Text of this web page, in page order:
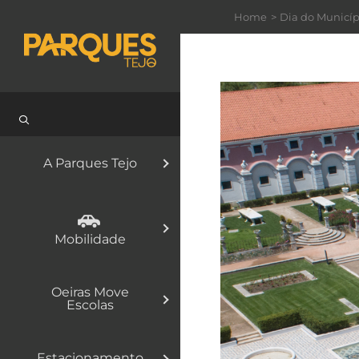
A Parques Tejo
Mobilidade
Oeiras Move
Escolas
to
Home Dia do